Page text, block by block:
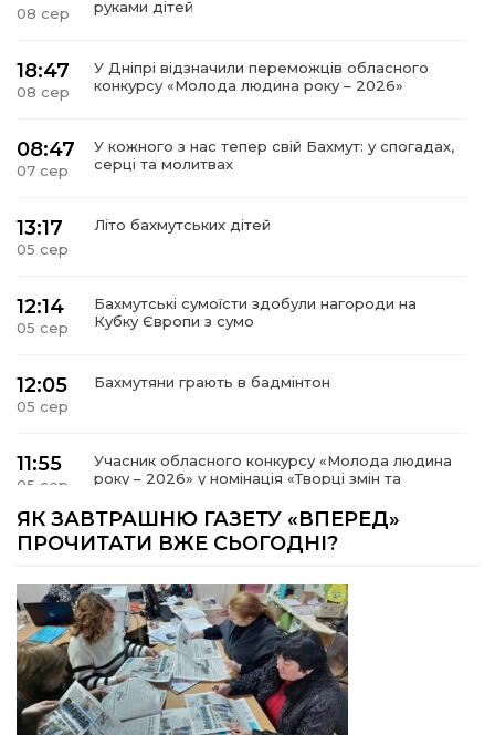
08 сер
руками дітей
18:47
08 сер
У Дніпрі відзначили переможців обласного
конкурсу «Молода людина року – 2026»
08:47
07 сер
У кожного з нас тепер свій Бахмут: у спогадах,
серці та молитвах
13:17
05 сер
Літо бахмутських дітей
12:14
05 сер
Бахмутські сумоїсти здобули нагороди на
Кубку Європи з сумо
12:05
05 сер
Бахмутяни грають в бадмінтон
11:55
05 сер
Учасник обласного конкурсу «Молода людина
року – 2026» у номінація «Творці змін та
15:18
Мобільні клініки надали медичну допомогу 4
09:27
03 сер
ВПО можуть не платити за частину
комунальних послуг: про що йдеться
14:12
Досі ВПО? Юристка розповіла, коли
переселенці втрачають виплати та статус
ЯК ЗАВТРАШНЮ ГАЗЕТУ «ВПЕРЕД»
ПРОЧИТАТИ ВЖЕ СЬОГОДНІ?